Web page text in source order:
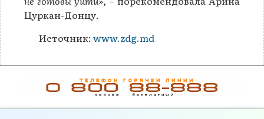
Цуркан-Донцу.
Источник: www.zdg.md